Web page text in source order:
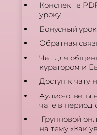
Конспект в
уроку
Бонусный
Обратная
Чат для
куратором и
Доступ к чату
Аудио-ответы
чате в период
Групповой
на тему «Как